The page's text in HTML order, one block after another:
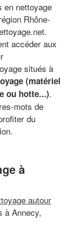
en nettoyage
Rhône-
accéder aux
situés à
(matériel
ou hotte...).
mots de
du
à
autour
à Annecy,